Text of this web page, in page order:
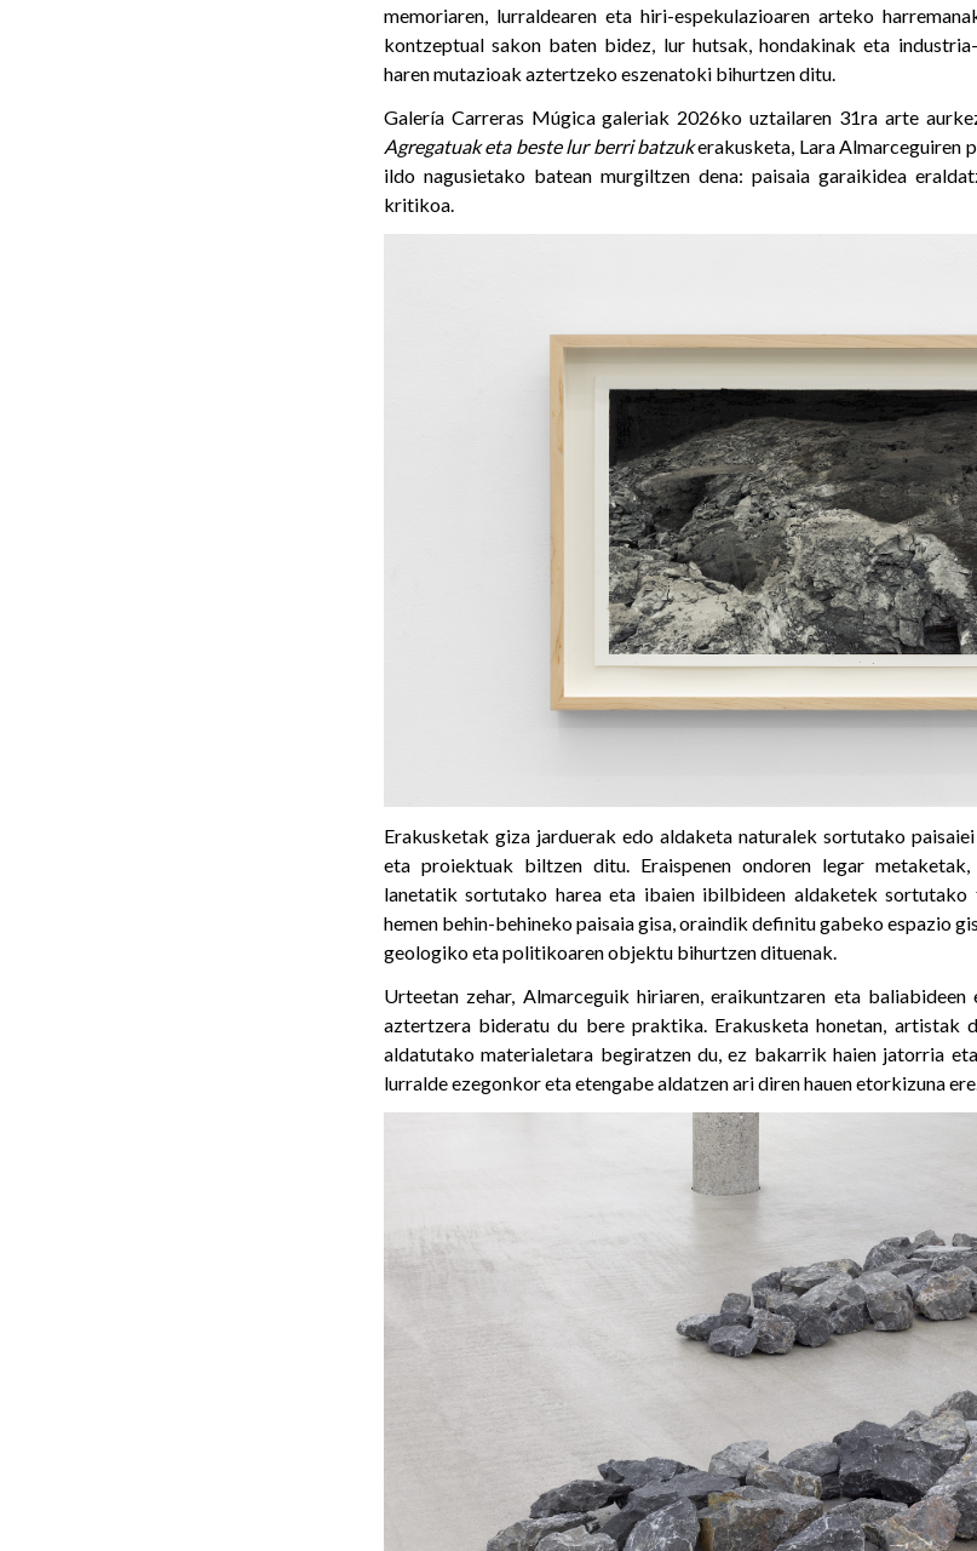
memoriaren, lurraldearen eta hiri-espekulazioaren arteko
kontzeptual sakon baten bidez, lur hutsak, hondakinak eta
haren mutazioak aztertzeko eszenatoki bihurtzen ditu.
Galería Carreras Múgica galeriak 2026ko uztailaren 31ra arte
Agregatuak eta beste lur berri batzukerakusketa, Lara Almarceguiren
ildo nagusietako batean murgiltzen dena: paisaia garaikidea
kritikoa.
Erakusketak giza jarduerak edo aldaketa naturalek sortutako
eta proiektuak biltzen ditu. Eraispenen ondoren legar metaketak,
lanetatik sortutako harea eta ibaien ibilbideen aldaketek
hemen behin-behineko paisaia gisa, oraindik definitu gabeko espazio
geologiko eta politikoaren objektu bihurtzen dituenak.
Urteetan zehar, Almarceguik hiriaren, eraikuntzaren eta baliabideen
aztertzera bideratu du bere praktika. Erakusketa honetan, artistak
aldatutako materialetara begiratzen du, ez bakarrik haien jatorria
lurralde ezegonkor eta etengabe aldatzen ari diren hauen etorkizuna